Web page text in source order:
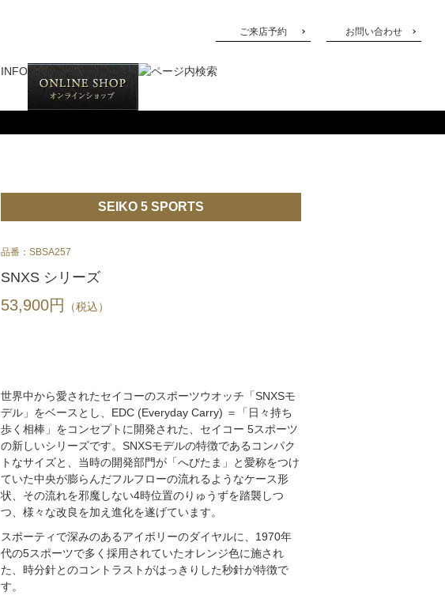
ご来店予約 お問い合わせ
SEIKO 5 SPORTS
品番：SBSA257
SNXS シリーズ
53,900円 （税込）
世界中から愛されたセイコーのスポーツウオッチ「SNXSモ
デル」をベースとし、EDC (Everyday Carry) ＝「日々持ち
歩く相棒」をコンセプトに開発された、セイコー 5スポーツ
の新しいシリーズです。SNXSモデルの特徴であるコンパク
トなサイズと、当時の開発部門が「へびたま」と愛称をつけ
ていた中央が膨らんだフルフローの流れるようなケース形
状、その流れを邪魔しない4時位置のりゅうずを踏襲しつ
つ、様々な改良を加え進化を遂げています。
スポーティで深みのあるアイボリーのダイヤルに、1970年
代の5スポーツで多く採用されていたオレンジ色に施され
た、時分針とのコントラストがはっきりした秒針が特徴で
す。